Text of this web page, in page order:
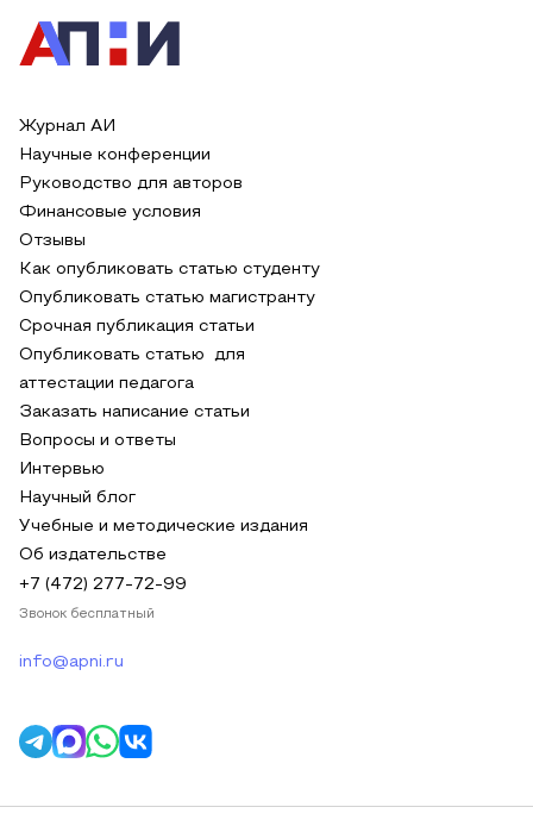
Журнал АИ
Научные конференции
Руководство для авторов
Финансовые условия
Отзывы
Как опубликовать статью студенту
Опубликовать статью магистранту
Срочная публикация статьи
Опубликовать статью для
аттестации педагога
Заказать написание статьи
Вопросы и ответы
Интервью
Научный блог
Учебные и методические издания
Об издательстве
+7 (472) 277-72-99
Звонок бесплатный
info@apni.ru